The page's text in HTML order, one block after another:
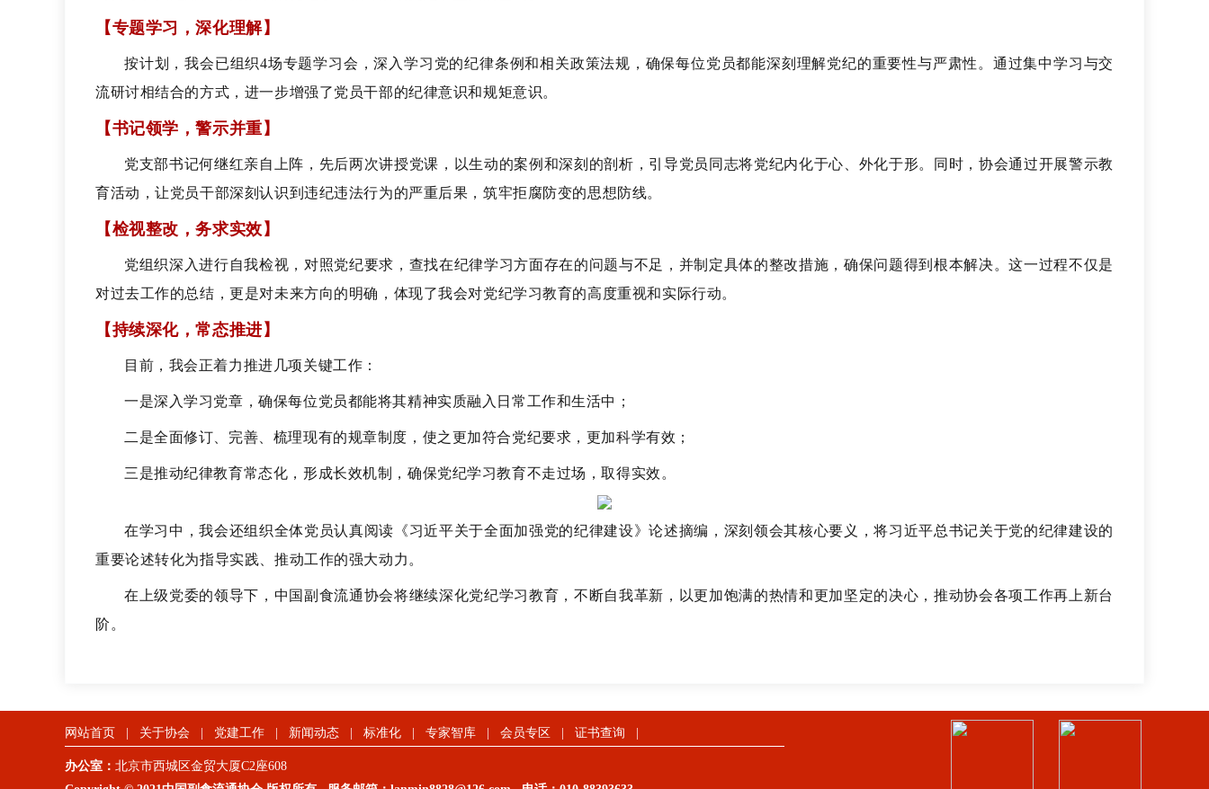
【专题学习，深化理解】
按计划，我会已组织4场专题学习会，深入学习党的纪律条例和相关政策法规，确保每位党员都能深刻理解党纪的重要性与严肃性。通过集中学习与交
流研讨相结合的方式，进一步增强了党员干部的纪律意识和规矩意识。
【书记领学，警示并重】
党支部书记何继红亲自上阵，先后两次讲授党课，以生动的案例和深刻的剖析，引导党员同志将党纪内化于心、外化于形。同时，协会通过开展警示教
育活动，让党员干部深刻认识到违纪违法行为的严重后果，筑牢拒腐防变的思想防线。
【检视整改，务求实效】
党组织深入进行自我检视，对照党纪要求，查找在纪律学习方面存在的问题与不足，并制定具体的整改措施，确保问题得到根本解决。这一过程不仅是
对过去工作的总结，更是对未来方向的明确，体现了我会对党纪学习教育的高度重视和实际行动。
【持续深化，常态推进】
目前，我会正着力推进几项关键工作：
一是深入学习党章，确保每位党员都能将其精神实质融入日常工作和生活中；
二是全面修订、完善、梳理现有的规章制度，使之更加符合党纪要求，更加科学有效；
三是推动纪律教育常态化，形成长效机制，确保党纪学习教育不走过场，取得实效。
在学习中，我会还组织全体党员认真阅读《习近平关于全面加强党的纪律建设》论述摘编，深刻领会其核心要义，将习近平总书记关于党的纪律建设的
重要论述转化为指导实践、推动工作的强大动力。
在上级党委的领导下，中国副食流通协会将继续深化党纪学习教育，不断自我革新，以更加饱满的热情和更加坚定的决心，推动协会各项工作再上新台
阶。
网站首页 关于协会 党建工作 新闻动态 标准化 专家智库 会员专区 证书查询
办公室： 北京市西城区金贸大厦C2座608